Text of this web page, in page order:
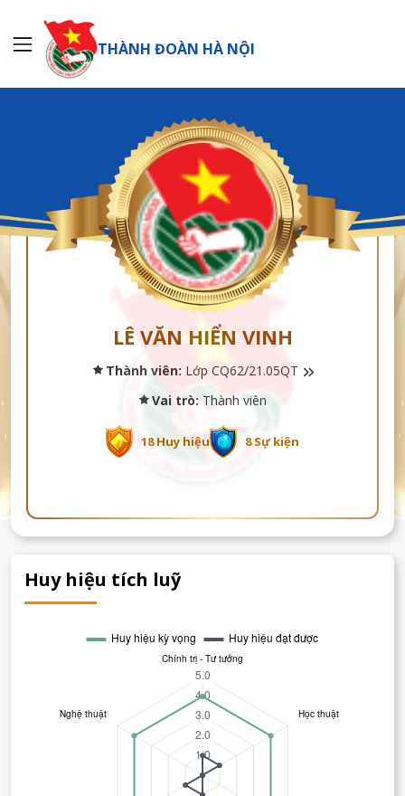
THÀNH ĐOÀN HÀ NỘI
LÊ VĂN HIỂN VINH
Thành viên: Lớp CQ62/21.05QT
Vai trò:Thành viên
18 Huy hiệu 8 Sự kiện
Huy hiệu tích luỹ